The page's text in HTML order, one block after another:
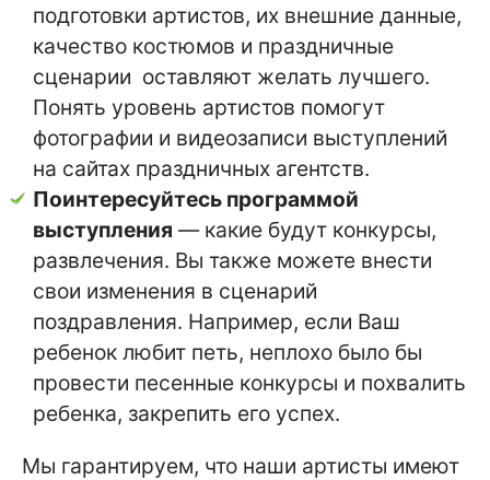
подготовки артистов, их внешние данные,
качество костюмов и праздничные
сценарии оставляют желать лучшего.
Понять уровень артистов помогут
фотографии и видеозаписи выступлений
на сайтах праздничных агентств.
Поинтересуйтесь программой
выступления — какие будут конкурсы,
развлечения. Вы также можете внести
свои изменения в сценарий
поздравления. Например, если Ваш
ребенок любит петь, неплохо было бы
провести песенные конкурсы и похвалить
ребенка, закрепить его успех.
Мы гарантируем, что наши артисты имеют